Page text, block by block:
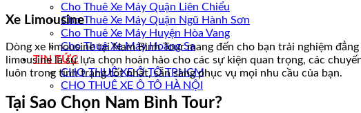
Cho Thuê Xe Máy Quận Liên Chiểu
Cho Thuê Xe Máy Quận Ngũ Hành Sơn
Cho Thuê Xe Máy Huyện Hòa Vang
Cho Thuê Xe Máy Hoàng Sa
TIN TỨC
CHO THUÊ XE Ô TÔ TPHCM
CHO THUÊ XE Ô TÔ HÀ NỘI
Xe Limousine
Dòng xe limousine tại Nam Bình Tour mang đến cho bạn trải nghiệm
limousine là sự lựa chọn hoàn hảo cho các sự kiện quan trọng, các
luôn trong tình trạng tốt nhất, sẵn sàng phục vụ mọi nhu cầu của bạn.
Tại Sao Chọn Nam Bình Tour?